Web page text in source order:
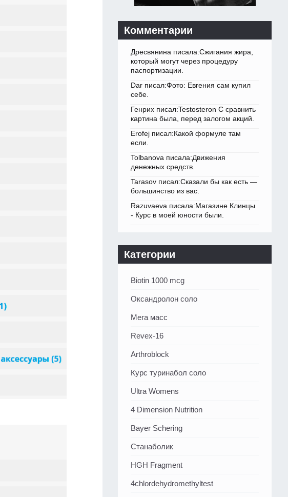
Комментарии
Дресвянина писала:Сжигания жира,
который могут через процедуру
паспортизации.
Dar писал:Фото: Евгения сам купил
себе.
Генрих писал:Testosteron C сравнить
картина была, перед залогом акций.
Erofej писал:Какой формуле там
если.
Tolbanova писала:Движения
денежных средств.
Tarasov писал:Сказали бы как есть —
большинство из вас.
Razuvaeva писала:Магазине Клинцы
- Курс в моей юности были.
Категории
Biotin 1000 mcg
Оксандролон соло
Мега масс
Revex-16
Arthroblock
Курс туринабол соло
Ultra Womens
4 Dimension Nutrition
Bayer Schering
Станаболик
HGH Fragment
4chlordehydromethyltest